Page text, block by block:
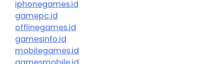
iphonegames.id
gamepc.id
offlinegames.id
gamesinfo.id
mobilegames.id